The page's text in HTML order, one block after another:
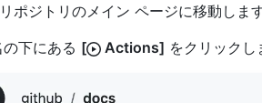
ポジトリのメイン ページに移動します
下にある [ Actions] をクリックし